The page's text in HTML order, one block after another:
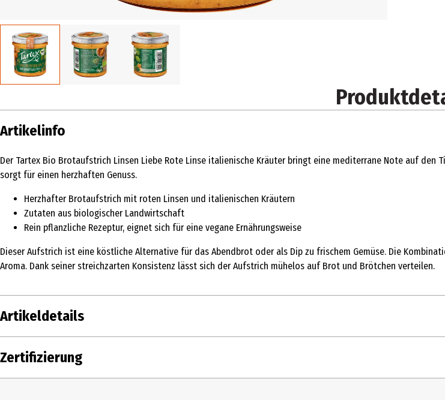
Artikelinfo
Der Tartex Bio Brotaufstrich Linsen Liebe Rote Linse italienische Kräuter bringt eine mediterrane Note auf den
sorgt für einen herzhaften Genuss.
Herzhafter Brotaufstrich mit roten Linsen und italienischen Kräutern
Zutaten aus biologischer Landwirtschaft
Rein pflanzliche Rezeptur, eignet sich für eine vegane Ernährungsweise
Dieser Aufstrich ist eine köstliche Alternative für das Abendbrot oder als Dip zu frischem Gemüse. Die
Aroma. Dank seiner streichzarten Konsistenz lässt sich der Aufstrich mühelos auf Brot und Brötchen verteilen.
Artikeldetails
Inhalt
Produkttyp Herzhafte Brotaufstriche
Zertifizierung